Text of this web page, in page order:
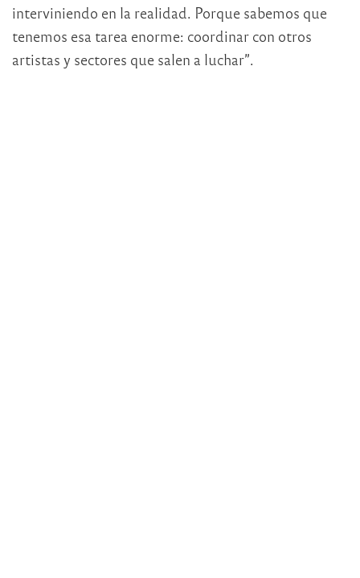
interviniendo en la realidad. Porque sabemos que
tenemos esa tarea enorme: coordinar con otros
artistas y sectores que salen a luchar”.